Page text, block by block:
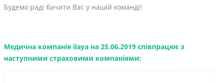
Будемо раді бачити Вас у нашій команді!
Медична компанія ilaya на 25.06.2019 співпрацює з
наступними страховими компаніями: